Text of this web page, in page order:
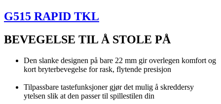
G515 RAPID TKL
BEVEGELSE TIL Å STOLE PÅ
Den slanke designen på bare 22 mm gir overlegen komfort og
kort bryterbevegelse for rask, flytende presisjon
Tilpassbare tastefunksjoner gjør det mulig å skreddersy
ytelsen slik at den passer til spillestilen din